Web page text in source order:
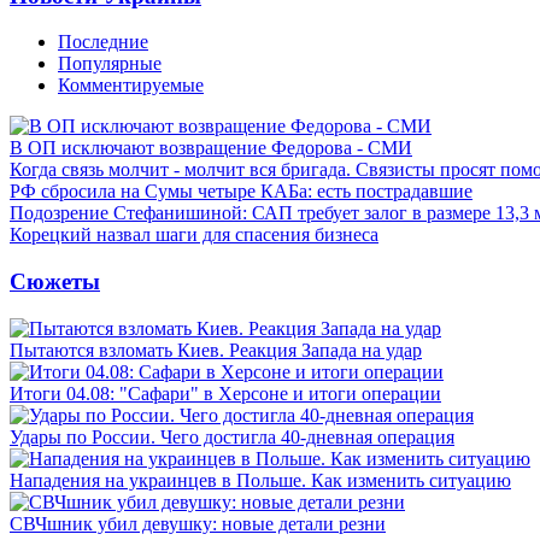
Последние
Популярные
Комментируемые
В ОП исключают возвращение Федорова - СМИ
Когда связь молчит - молчит вся бригада. Связисты просят
РФ сбросила на Сумы четыре КАБа: есть пострадавшие
Подозрение Стефанишиной: САП требует залог в размере 13,3
Корецкий назвал шаги для спасения бизнеса
Сюжеты
Пытаются взломать Киев. Реакция Запада на удар
Итоги 04.08: "Сафари" в Херсоне и итоги операции
Удары по России. Чего достигла 40-дневная операция
Нападения на украинцев в Польше. Как изменить ситуацию
СВЧшник убил девушку: новые детали резни